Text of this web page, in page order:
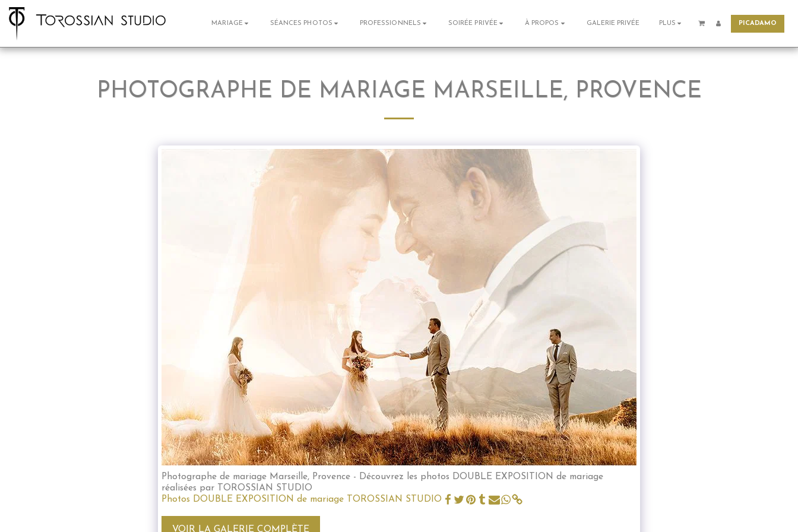
MARIAGE SÉANCES PHOTOS PROFESSIONNELS SOIRÉE PRIVÉE À PROPOS GALERIE PRIVÉE PLUS PICADAMO
PHOTOGRAPHE DE MARIAGE MARSEILLE, PROVENCE
Photographe de mariage Marseille, Provence - Découvrez les photos DOUBLE EXPOSITION de mariage
réalisées par TOROSSIAN STUDIO
Photos DOUBLE EXPOSITION de mariage TOROSSIAN STUDIO
VOIR LA GALERIE COMPLÈTE